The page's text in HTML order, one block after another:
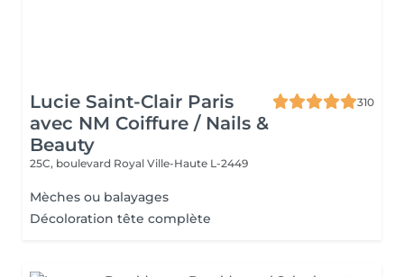
Lucie Saint-Clair Paris
avec NM Coiffure / Nails &
Beauty
310
25C, boulevard Royal Ville-Haute L-2449
Mèches ou balayages
Décoloration tête complète